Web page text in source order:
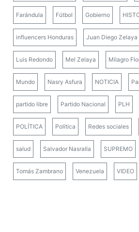
Farándula Fútbol Gobierno
influencers Honduras Juan Diego Zelaya
Luis Redondo Mel Zelaya Milagro
Mundo Nasry Asfura NOTICIA
partido libre Partido Nacional PLH
POLÍTICA Política Redes sociales
salud Salvador Nasralla SUPREMO
Tomás Zambrano Venezuela VIDEO